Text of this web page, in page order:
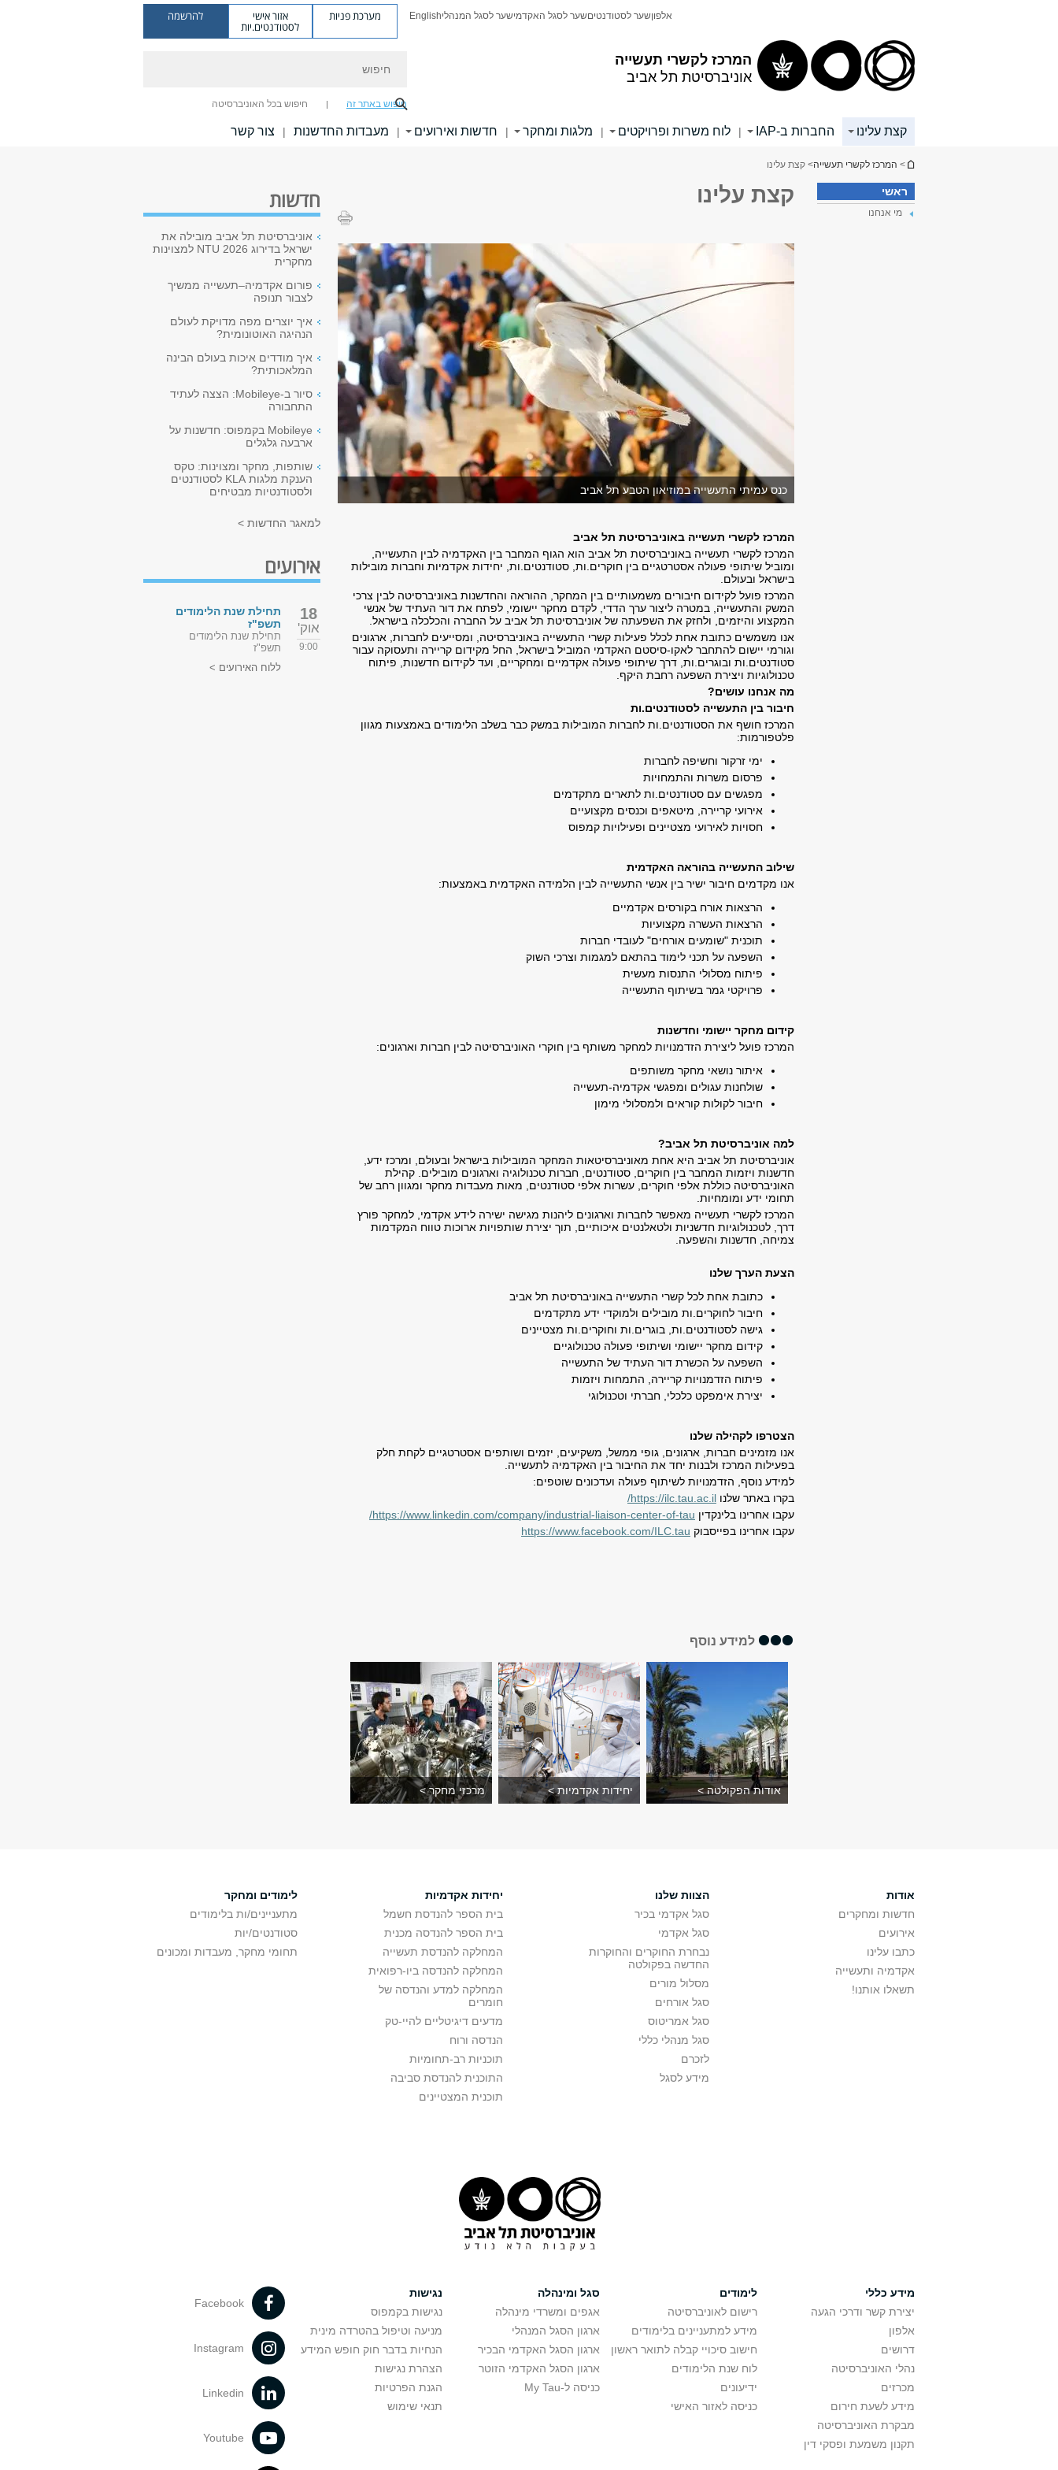
המרכז לקשרי תעשייה
אוניברסיטת תל אביב
אלפוןשער לסטודנטיםשער לסגל האקדמישער לסגל המנהליEnglish מערכת פניות אזור אישי
לסטודנטים.יות
להרשמה
חיפוש באתר זה חיפוש בכל האוניברסיטה
קצת עלינו החברות ב-IAP | לוח משרות ופרויקטים | מלגות ומחקר | חדשות ואירועים | מעבדות החדשנות | צור קשר
הינך נמצא כאן
> המרכז לקשרי תעשייה> קצת עלינו
ראשי
מי אנחנו
קצת עלינו
כנס עמיתי התעשייה במוזיאון הטבע תל אביב
המרכז לקשרי תעשייה באוניברסיטת תל אביב
המרכז לקשרי תעשייה באוניברסיטת תל אביב הוא הגוף המחבר בין האקדמיה לבין התעשייה,
ומוביל שיתופי פעולה אסטרטגיים בין חוקרים.ות, סטודנטים.ות, יחידות אקדמיות וחברות מובילות
בישראל ובעולם
המרכז פועל לקידום חיבורים משמעותיים בין המחקר, ההוראה והחדשנות באוניברסיטה לבין צרכי
המשק והתעשייה, במטרה ליצור ערך הדדי, לקדם מחקר יישומי, לפתח את דור העתיד של אנשי
המקצוע והיזמים, ולחזק את השפעתה של אוניברסיטת תל אביב על החברה והכלכלה בישראל
אנו משמשים כתובת אחת לכלל פעילות קשרי התעשייה באוניברסיטה, ומסייעים לחברות, ארגונים
וגורמי יישום להתחבר לאקו-סיסטם האקדמי המוביל בישראל, החל מקידום קריירה ותעסוקה עבור
סטודנטים.ות ובוגרים.ות, דרך שיתופי פעולה אקדמיים ומחקריים, ועד לקידום חדשנות, פיתוח
טכנולוגיות ויצירת השפעה רחבת היקף
מה אנחנו עושים?
חיבור בין התעשייה לסטודנטים.ות
המרכז חושף את הסטודנטים.ות לחברות המובילות במשק כבר בשלב הלימודים באמצעות מגוון
פלטפורמות:
ימי זרקור וחשיפה לחברות
פרסום משרות והתמחויות
מפגשים עם סטודנטים.ות לתארים מתקדמים
אירועי קריירה, מיטאפים וכנסים מקצועיים
חסויות לאירועי מצטיינים ופעילויות קמפוס
שילוב התעשייה בהוראה האקדמית
אנו מקדמים חיבור ישיר בין אנשי התעשייה לבין הלמידה האקדמית באמצעות:
הרצאות אורח בקורסים אקדמיים
הרצאות העשרה מקצועיות
תוכנית "שומעים אורחים" לעובדי חברות
השפעה על תכני לימוד בהתאם למגמות וצרכי השוק
פיתוח מסלולי התנסות מעשית
פרויקטי גמר בשיתוף התעשייה
קידום מחקר יישומי וחדשנות
המרכז פועל ליצירת הזדמנויות למחקר משותף בין חוקרי האוניברסיטה לבין חברות וארגונים:
איתור נושאי מחקר משותפים
שולחנות עגולים ומפגשי אקדמיה-תעשייה
חיבור לקולות קוראים ולמסלולי מימון
למה אוניברסיטת תל אביב?
אוניברסיטת תל אביב היא אחת מאוניברסיטאות המחקר המובילות בישראל ובעולם, ומרכז ידע,
חדשנות ויזמות המחבר בין חוקרים, סטודנטים, חברות טכנולוגיה וארגונים מובילים קהילת
האוניברסיטה כוללת אלפי חוקרים, עשרות אלפי סטודנטים, מאות מעבדות מחקר ומגוון רחב של
תחומי ידע ומומחיות
המרכז לקשרי תעשייה מאפשר לחברות וארגונים ליהנות מגישה ישירה לידע אקדמי, למחקר פורץ
דרך, לטכנולוגיות חדשניות ולטאלנטים איכותיים, תוך יצירת שותפויות ארוכות טווח המקדמות
צמיחה, חדשנות והשפעה
הצעת הערך שלנו
כתובת אחת לכל קשרי התעשייה באוניברסיטת תל אביב
חיבור לחוקרים.ות מובילים ולמוקדי ידע מתקדמים
גישה לסטודנטים.ות, בוגרים.ות וחוקרים.ות מצטיינים
קידום מחקר יישומי ושיתופי פעולה טכנולוגיים
השפעה על הכשרת דור העתיד של התעשייה
פיתוח הזדמנויות קריירה, התמחות ויזמות
יצירת אימפקט כלכלי, חברתי וטכנולוגי
הצטרפו לקהילה שלנו
אנו מזמינים חברות, ארגונים, גופי ממשל, משקיעים, יזמים ושותפים אסטרטגיים לקחת חלק
בפעילות המרכז ולבנות יחד את החיבור בין האקדמיה לתעשייה
למידע נוסף, הזדמנויות לשיתוף פעולה ועדכונים שוטפים:
בקרו באתר שלנו https://ilc.tau.ac.il
/
עקבו אחרינו בלינקדין https://www.linkedin.com/company/industrial-liaison-center-of-tau
/
עקבו אחרינו בפייסבוק https://www.facebook.com/ILC.tau
למידע נוסף
אודות הפקולטה > יחידות אקדמיות > מרכזי מחקר >
חדשות
אוניברסיטת תל אביב מובילה את
ישראל בדירוג NTU 2026 למצוינות
מחקרית
פורום אקדמיה–תעשייה ממשיך
לצבור תנופה
איך יוצרים מפה מדויקת לעולם
הנהיגה האוטונומית?
איך מודדים איכות בעולם הבינה
המלאכותית?
סיור ב-Mobileye: הצצה לעתיד
התחבורה
Mobileye בקמפוס: חדשנות על
ארבעה גלגלים
שותפות, מחקר ומצוינות: טקס
הענקת מלגות KLA לסטודנטים
ולסטודנטיות מבטיחים
למאגר החדשות >
אירועים
18
אוק'
9:00
תחילת שנת הלימודים
תשפ"ז
תחילת שנת הלימודים
תשפ"ז
ללוח האירועים >
אודות
חדשות ומחקרים
אירועים
כתבו עלינו
אקדמיה ותעשייה
תשאלו אותנו!
הצוות שלנו
סגל אקדמי בכיר
סגל אקדמי
נבחרת החוקרים והחוקרות
החדשה בפקולטה
מסלול מורים
סגל אורחים
סגל אמריטוס
סגל מנהלי כללי
לזכרם
מידע לסגל
יחידות אקדמיות
בית הספר להנדסת חשמל
בית הספר להנדסה מכנית
המחלקה להנדסת תעשייה
המחלקה להנדסה ביו-רפואית
המחלקה למדע והנדסה של
חומרים
מדעים דיגיטליים להיי-טק
הנדסה ורוח
תוכניות רב-תחומיות
התוכנית להנדסת סביבה
תוכנית המצטיינים
לימודים ומחקר
מתעניינים/ות בלימודים
סטודנטים/יות
תחומי מחקר, מעבדות ומכונים
מידע כללי
יצירת קשר ודרכי הגעה
אלפון
דרושים
נהלי האוניברסיטה
מכרזים
מידע לשעת חירום
מבקרת האוניברסיטה
תקנון משמעת ופסקי דין
לימודים
רישום לאוניברסיטה
מידע למתעניינים בלימודים
חישוב סיכויי קבלה לתואר ראשון
לוח שנת הלימודים
ידיעונים
כניסה לאזור האישי
סגל ומינהלה
אגפים ומשרדי מינהלה
ארגון הסגל המנהלי
ארגון הסגל האקדמי הבכיר
ארגון הסגל האקדמי הזוטר
כניסה ל-My Tau
נגישות
נגישות בקמפוס
מניעה וטיפול בהטרדה מינית
הנחיות בדבר חוק חופש המידע
הצהרת נגישות
הגנת הפרטיות
תנאי שימוש
Facebook
Instagram
Linkedin
Youtube